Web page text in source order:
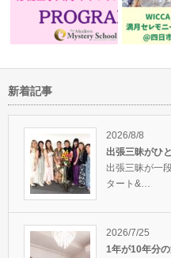
霊能者巡りをし
…
アロマセラピー中級クラ
タートしまし…
新着記事
2026/8/8
出張三昧がひ
出張三昧が一
タート&…
2026/7/25
1年が10年分